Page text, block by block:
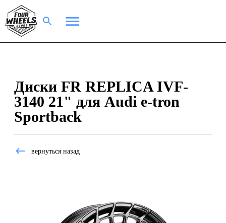
Диски FR REPLICA IVF-
3140 21" для Audi e-tron
Sportback
вернуться назад